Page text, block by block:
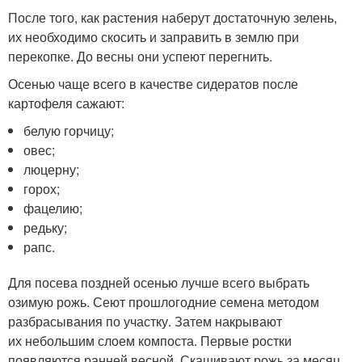
После того, как растения наберут достаточную зелень,
их необходимо скосить и заправить в землю при
перекопке. До весны они успеют перегнить.
Осенью чаще всего в качестве сидератов после
картофеля сажают:
белую горчицу;
овес;
люцерну;
горох;
фацелию;
редьку;
рапс.
Для посева поздней осенью лучше всего выбрать
озимую рожь. Сеют прошлогодние семена методом
разбрасывания по участку. Затем накрывают
их небольшим слоем компоста. Первые ростки